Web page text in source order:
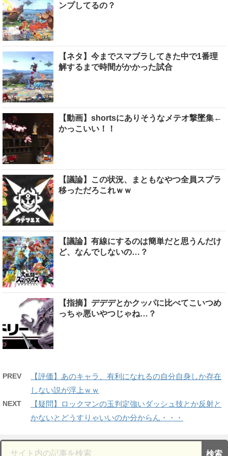
ンプしてるの？
【ネタ】今までスマブラしてきた中で1番理
解するまで時間がかかった試合
【動画】shortsにありそうなメテオ撃墜集←
かっこいい！！
【議論】この状況、まともなやつ全員スプラ
移っただろこれｗｗ
【議論】有線にするのは簡単だと思うんだけ
ど、なんでしないの…？
【指摘】デデデとかクッパに比べてこいつめ
っちゃ悪いやつじゃね…？
PREV
【評価】あのキャラ、有利になれるの自分自身しか存在
しない説が浮上ｗｗ
NEXT
【疑問】ロックマンの玉判定強いダッシュ技とか反射と
かないとどうすりゃいいのか分からん・・・